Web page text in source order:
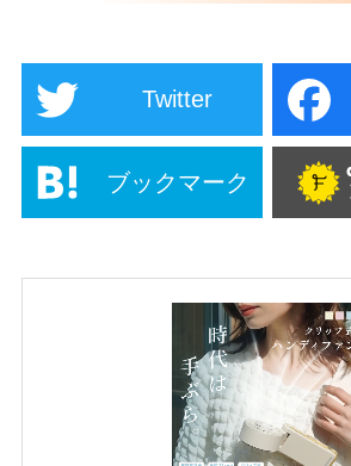
Twitter
ブックマーク